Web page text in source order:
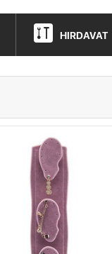
HIRDAVAT